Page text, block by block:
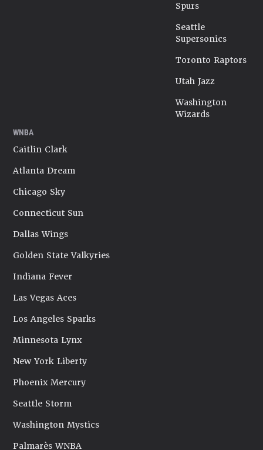
Spurs
Seattle
Supersonics
Toronto Raptors
Utah Jazz
Washington
Wizards
WNBA
Caitlin Clark
Atlanta Dream
Chicago Sky
Connecticut Sun
Dallas Wings
Golden State Valkyries
Indiana Fever
Las Vegas Aces
Los Angeles Sparks
Minnesota Lynx
New York Liberty
Phoenix Mercury
Seattle Storm
Washington Mystics
Palmarès WNBA